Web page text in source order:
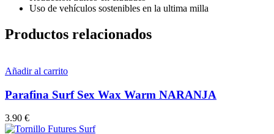
Uso de vehículos sostenibles en la ultima milla
Productos relacionados
Añadir al carrito
Parafina Surf Sex Wax Warm NARANJA
3.90 €